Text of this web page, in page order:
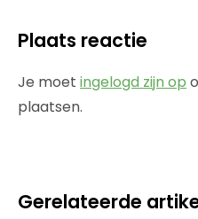
Plaats reactie
Je moet ingelogd zijn op
plaatsen.
Gerelateerde